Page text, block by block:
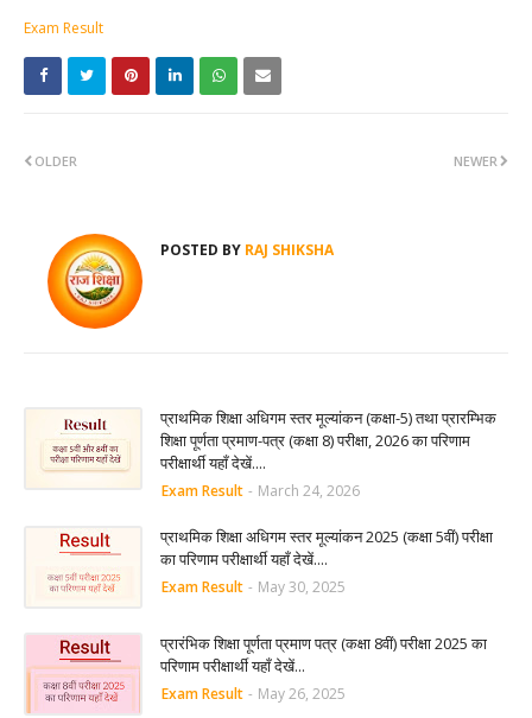
Exam Result
NEWER
OLDER
POSTED BY RAJ SHIKSHA
प्राथमिक शिक्षा अधिगम स्तर मूल्यांकन (कक्षा-5) तथा प्रारम्भिक
शिक्षा पूर्णता प्रमाण-पत्र (कक्षा 8) परीक्षा, 2026 का परिणाम
परीक्षार्थी यहाँ देखें....
Exam Result - March 24, 2026
प्राथमिक शिक्षा अधिगम स्तर मूल्यांकन 2025 (कक्षा 5वीं) परीक्षा
का परिणाम परीक्षार्थी यहाँ देखें....
Exam Result - May 30, 2025
प्रारंभिक शिक्षा पूर्णता प्रमाण पत्र (कक्षा 8वीं) परीक्षा 2025 का
परिणाम परीक्षार्थी यहाँ देखें...
Exam Result - May 26, 2025